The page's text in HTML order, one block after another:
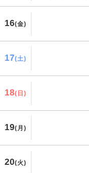
16(金)
17(土)
18(日)
19(月)
20(火)